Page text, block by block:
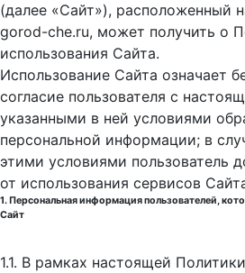
(далее «Сайт»), расположенный
gorod-che.ru, может получить о
использования Cайта.
Использование Сайта означает
согласие пользователя с
указанными в ней условиями
персональной информации; в
этими условиями пользователь
от использования сервисов
1. Персональная информация пользователей,
Сайт
1.1. В рамках настоящей